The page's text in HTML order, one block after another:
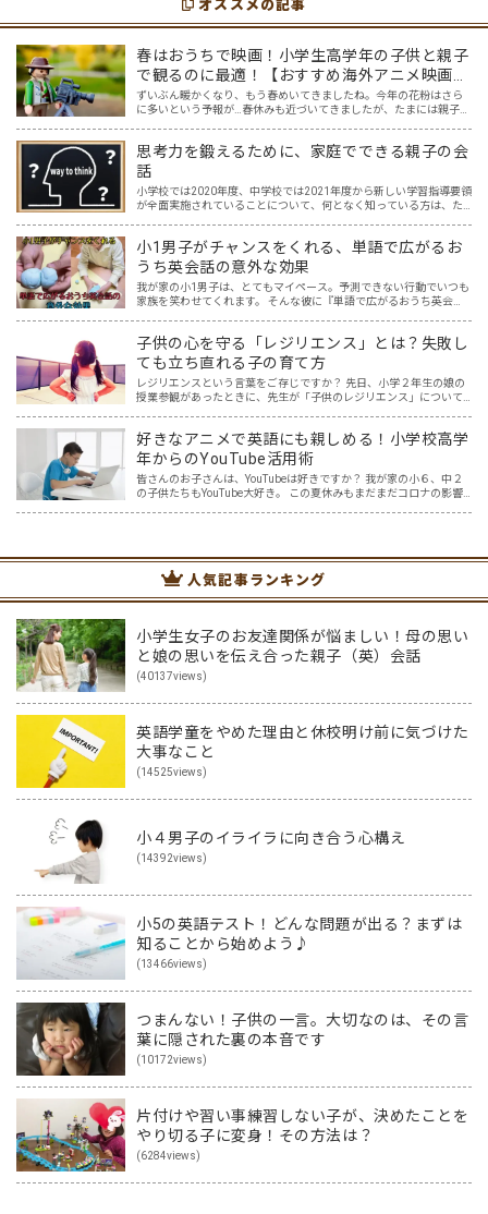
オススメの記事
春はおうちで映画！小学生高学年の子供と親子
で観るのに最適！【おすすめ海外アニメ映画５
選】
ずいぶん暖かくなり、もう春めいてきましたね。今年の花粉はさら
に多いという予報が…春休みも近づいてきましたが、たまには親子で
思考力を鍛えるために、家庭でできる親子の会
話
小学校では2020年度、中学校では2021年度から新しい学習指導要領
が全面実施されていることについて、何となく知っている方は、た
小1男子がチャンスをくれる、単語で広がるお
うち英会話の意外な効果
我が家の小1男子は、とてもマイペース。予測できない行動でいつも
家族を笑わせてくれます。 そんな彼に『単語で広がるおうち英会
子供の心を守る「レジリエンス」とは？失敗し
ても立ち直れる子の育て方
レジリエンスという言葉をご存じですか？ 先日、小学２年生の娘の
授業参観があったときに、先生が「子供のレジリエンス」について
好きなアニメで英語にも親しめる！小学校高学
年からのYouTube活用術
皆さんのお子さんは、YouTubeは好きですか？ 我が家の小６、中２
の子供たちもYouTube大好き。 この夏休みもまだまだコロナの影響
人気記事ランキング
小学生女子のお友達関係が悩ましい！母の思い
と娘の思いを伝え合った親子（英）会話
(40137views)
英語学童をやめた理由と休校明け前に気づけた
大事なこと
(14525views)
小４男子のイライラに向き合う心構え
(14392views)
小5の英語テスト！どんな問題が出る？まずは
知ることから始めよう♪
(13466views)
つまんない！子供の一言。大切なのは、その言
葉に隠された裏の本音です
(10172views)
片付けや習い事練習しない子が、決めたことを
やり切る子に変身！その方法は？
(6284views)